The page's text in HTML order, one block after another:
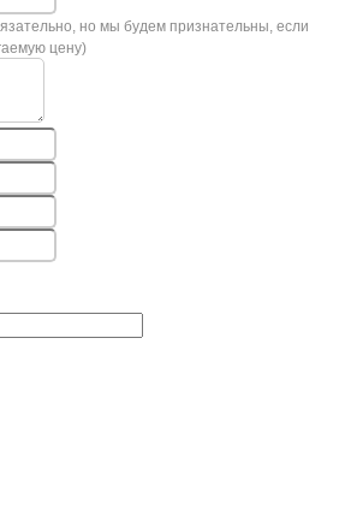
но мы будем признательны, если
цену)